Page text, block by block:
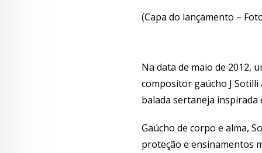
(Capa do lançamento –
Na data de maio de 2012,
compositor gaúcho J Sotilli
balada sertaneja inspirada
Gaúcho de corpo e alma,
proteção e ensinamentos